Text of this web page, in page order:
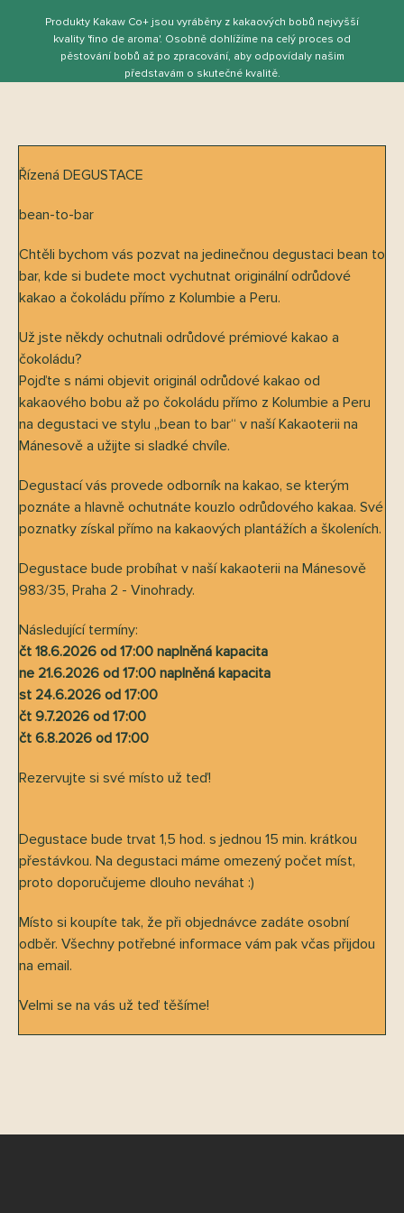
Produkty Kakaw Co+ jsou vyráběny z kakaových bobů nejvyšší
kvality 'ﬁno de aroma'. Osobně dohlížíme na celý proces od
pěstování bobů až po zpracování, aby odpovídaly našim
představám o skutečné kvalitě.
Řízená DEGUSTACE
bean-to-bar
Chtěli bychom vás pozvat na jedinečnou degustaci bean to
bar, kde si budete moct vychutnat originální odrůdové
kakao a čokoládu přímo z Kolumbie a Peru.
Už jste někdy ochutnali odrůdové prémiové kakao a
čokoládu?
Pojďte s námi objevit originál odrůdové kakao od
kakaového bobu až po čokoládu přímo z Kolumbie a Peru
na degustaci ve stylu „bean to bar“ v naší Kakaoterii na
Mánesově a užijte si sladké chvíle.
Degustací vás provede odborník na kakao, se kterým
poznáte a hlavně ochutnáte kouzlo odrůdového kakaa. Své
poznatky získal přímo na kakaových plantážích a školeních.
Degustace bude probíhat v naší kakaoterii na Mánesově
983/35, Praha 2 - Vinohrady.
Následující termíny:
čt 18.6.2026 od 17:00 naplněná kapacita
ne 21.6.2026 od 17:00 naplněná kapacita
st 24.6.2026 od 17:00
čt 9.7.2026 od 17:00
čt 6.8.2026 od 17:00
Rezervujte si své místo už teď!
Degustace bude trvat 1,5 hod. s jednou 15 min. krátkou
přestávkou. Na degustaci máme omezený počet míst,
proto doporučujeme dlouho neváhat :)
Místo si koupíte tak, že při objednávce zadáte osobní
odběr. Všechny potřebné informace vám pak včas přijdou
na email.
Velmi se na vás už teď těšíme!